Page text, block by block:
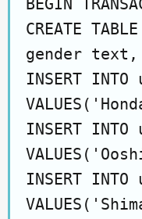
BEGIN
CREATE
gender
INSERT INTO
INSERT INTO
INSERT INTO